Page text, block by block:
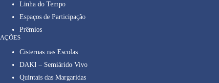
Linha do Tempo
Espaços de Participação
Prêmios
AÇÕES
Cisternas nas Escolas
DAKI – Semiárido Vivo
Quintais das Margaridas